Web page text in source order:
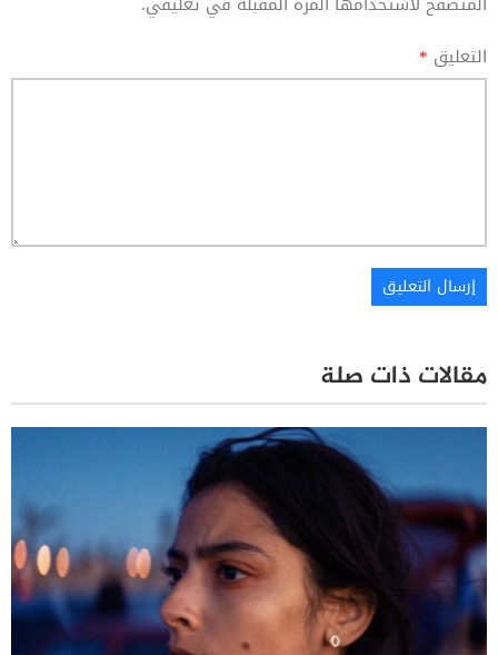
التعليق *
مقالات ذات صلة